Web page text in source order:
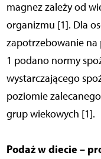
magnez zależy od
organizmu [1]. Dla
zapotrzebowanie na
1 podano normy
wystarczającego
poziomie
grup wiekowych [1].
Podaż w diecie –